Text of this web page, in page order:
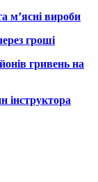
м’ясні вироби
гроші
гривень на
інструктора